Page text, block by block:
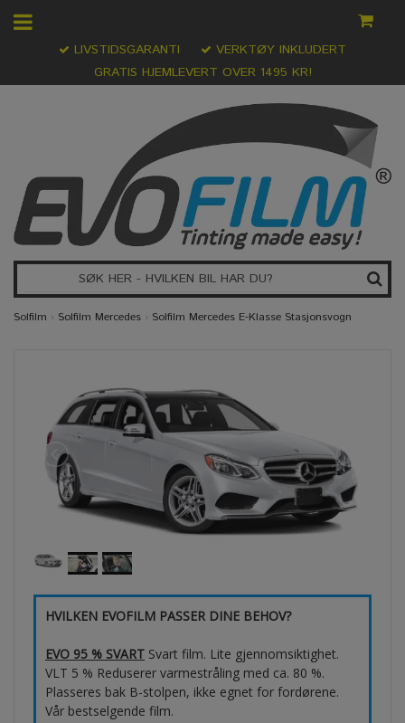
GRATIS HJEMLEVERT OVER 1495 KR!
LIVSTIDSGARANTI VERKTØY INKLUDERT
Solfilm › Solfilm Mercedes › Solfilm Mercedes E-Klasse Stasjonsvogn
HVILKEN EVOFILM PASSER DINE BEHOV?
EVO 95 % SVART Svart film. Lite gjennomsiktighet.
VLT 5 % Reduserer varmestråling med ca. 80 %.
Plasseres bak B-stolpen, ikke egnet for fordørene.
Vår bestselgende film.